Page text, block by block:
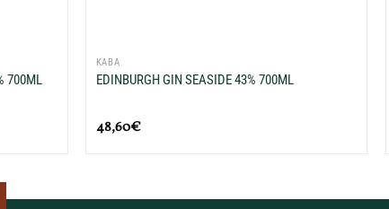
700ML
ΚΑΒΑ
EDINBURGH GIN SEASIDE 43% 700ML
48,60€